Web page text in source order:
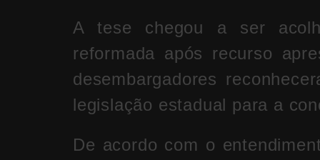
A tese chegou a ser
reformada após recurso
desembargadores
legislação estadual para a
De acordo com o